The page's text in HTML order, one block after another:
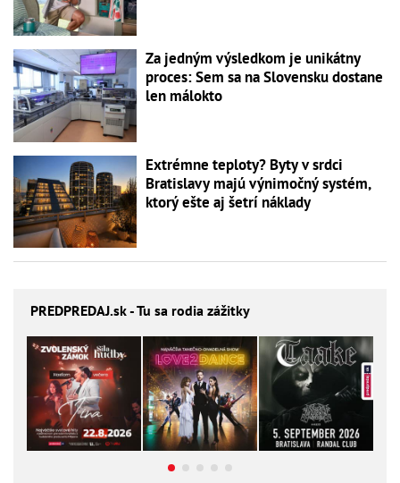
Za jedným výsledkom je unikátny
proces: Sem sa na Slovensku dostane
len málokto
Extrémne teploty? Byty v srdci
Bratislavy majú výnimočný systém,
ktorý ešte aj šetrí náklady
PREDPREDAJ.sk - Tu sa rodia zážitky